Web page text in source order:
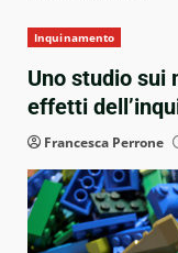
Inquinamento
Uno studio sui
effetti
Francesca Perrone